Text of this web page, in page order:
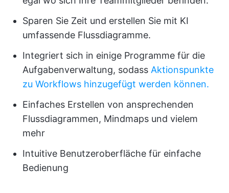
Sparen Sie Zeit und erstellen Sie mit KI
umfassende Flussdiagramme.
Integriert sich in einige Programme für die
Aufgabenverwaltung, sodass Aktionspunkte
zu Workflows hinzugefügt werden können.
Einfaches Erstellen von ansprechenden
Flussdiagrammen, Mindmaps und vielem
mehr
Intuitive Benutzeroberfläche für einfache
Bedienung